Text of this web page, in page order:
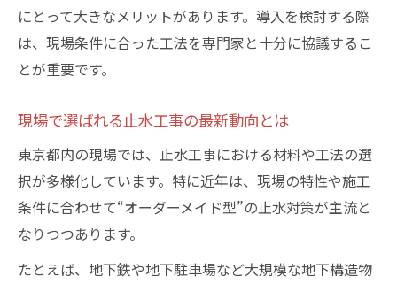
にとって大きなメリットがあります。導入を検討する際
は、現場条件に合った工法を専門家と十分に協議するこ
とが重要です。
現場で選ばれる止水工事の最新動向とは
東京都内の現場では、止水工事における材料や工法の選
択が多様化しています。特に近年は、現場の特性や施工
条件に合わせて“オーダーメイド型”の止水対策が主流と
なりつつあります。
たとえば、地下鉄や地下駐車場など大規模な地下構造物